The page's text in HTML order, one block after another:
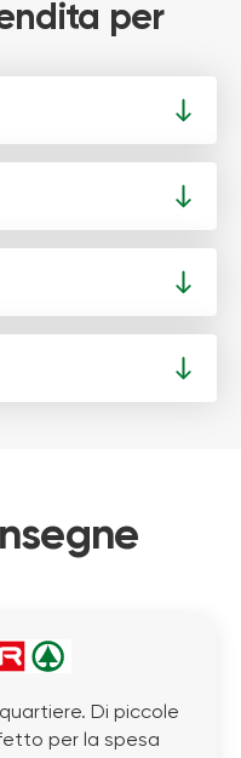
per
Di piccole
per la spesa